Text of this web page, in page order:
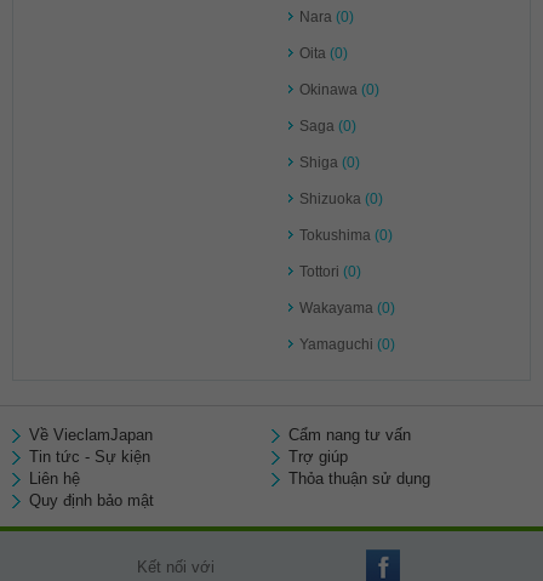
Nara (0)
Oita (0)
Okinawa (0)
Saga (0)
Shiga (0)
Shizuoka (0)
Tokushima (0)
Tottori (0)
Wakayama (0)
Yamaguchi (0)
Về VieclamJapan
Cẩm nang tư vấn
Tin tức - Sự kiện
Trợ giúp
Liên hệ
Thỏa thuận sử dụng
Quy định bảo mật
Kết nối với